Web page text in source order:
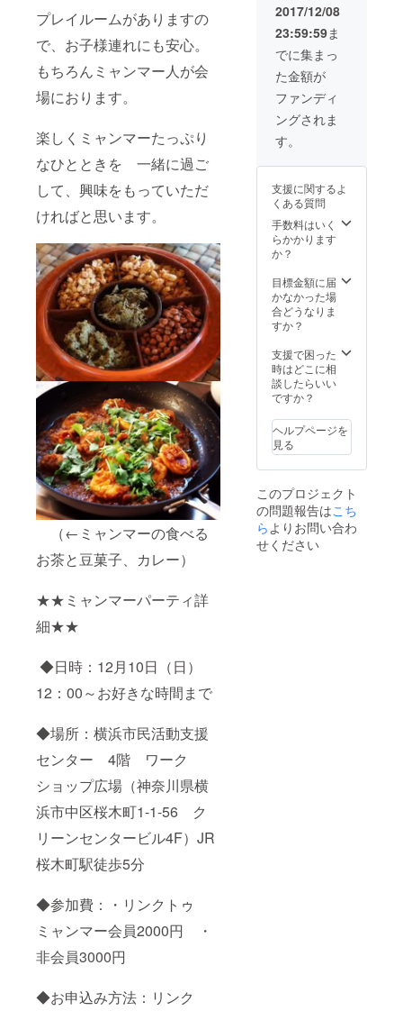
プレイルームがありますの
で、お子様連れにも安心。
もちろんミャンマー人が会
場におります。
楽しくミャンマーたっぷり
なひとときを 一緒に過ご
して、興味をもっていただ
ければと思います。
（←ミャンマーの食べる
お茶と豆菓子、カレー）
★★ミャンマーパーティ詳
細★★
◆日時：12月10日（日）
12：00～お好きな時間まで
◆場所：横浜市民活動支援
センター 4階 ワーク
ショップ広場（神奈川県横
浜市中区桜木町1-1-56 ク
リーンセンタービル4F）JR
桜木町駅徒歩5分
◆参加費：・リンクトゥ
ミャンマー会員2000円 ・
非会員3000円
◆お申込み方法：リンク
2017/12/08
23:59:59ま
でに集まっ
た金額が
ファンディ
ングされま
す。
支援に関するよ
くある質問
手数料はいく
らかかります
か？
目標金額に届
かなかった場
合どうなりま
すか？
支援で困った
時はどこに相
談したらいい
ですか？
ヘルプページを
見る
このプロジェクト
の問題報告はこち
らよりお問い合わ
せください